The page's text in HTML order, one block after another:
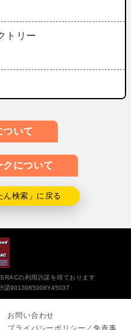
トリー
ついて
について
検索」に戻る
の利用許諾を得ております
諾9013065008Y45037
お問い合わせ
プライバシーポリシー／免責事